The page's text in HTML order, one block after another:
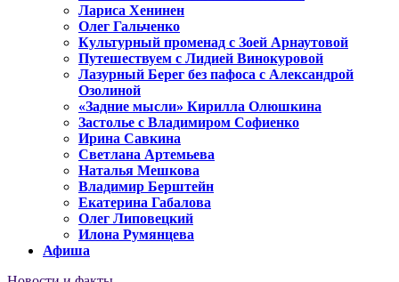
Лариса Хенинен
Олег Гальченко
Культурный променад с Зоей Арнаутовой
Путешествуем с Лидией Винокуровой
Лазурный Берег без пафоса с Александрой
Озолиной
«Задние мысли» Кирилла Олюшкина
Застолье с Владимиром Софиенко
Ирина Савкина
Светлана Артемьева
Наталья Мешкова
Владимир Берштейн
Екатерина Габалова
Олег Липовецкий
Илона Румянцева
Афиша